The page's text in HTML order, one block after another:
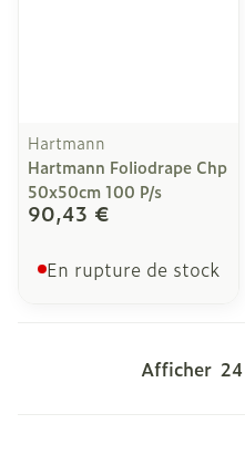
Hartmann
Hartmann Foliodrape Chp
50x50cm 100 P/s
90,43 €
En rupture de stock
Afficher